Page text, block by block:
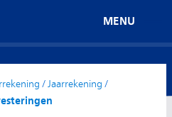
MENU
/ Jaarrekening /